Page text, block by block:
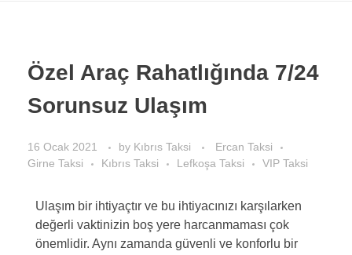
Özel Araç Rahatlığında 7/24
Sorunsuz Ulaşım
16 Ocak 2021 by Kıbrıs Taksi
Ercan Taksi
Girne Taksi
Kıbrıs Taksi Lefkoşa Taksi VIP Taksi
Ulaşım bir ihtiyaçtır ve bu ihtiyacınızı karşılarken
değerli vaktinizin boş yere harcanmaması çok
önemlidir. Aynı zamanda güvenli ve konforlu bir